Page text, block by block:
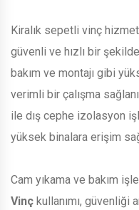
Kiralık sepetli vinç
güvenli ve hızlı bir
bakım ve montajı gibi
verimli bir çalışma
ile dış cephe izolasyon
yüksek binalara erişim
Cam yıkama ve bakım
Vinç kullanımı, güvenliği